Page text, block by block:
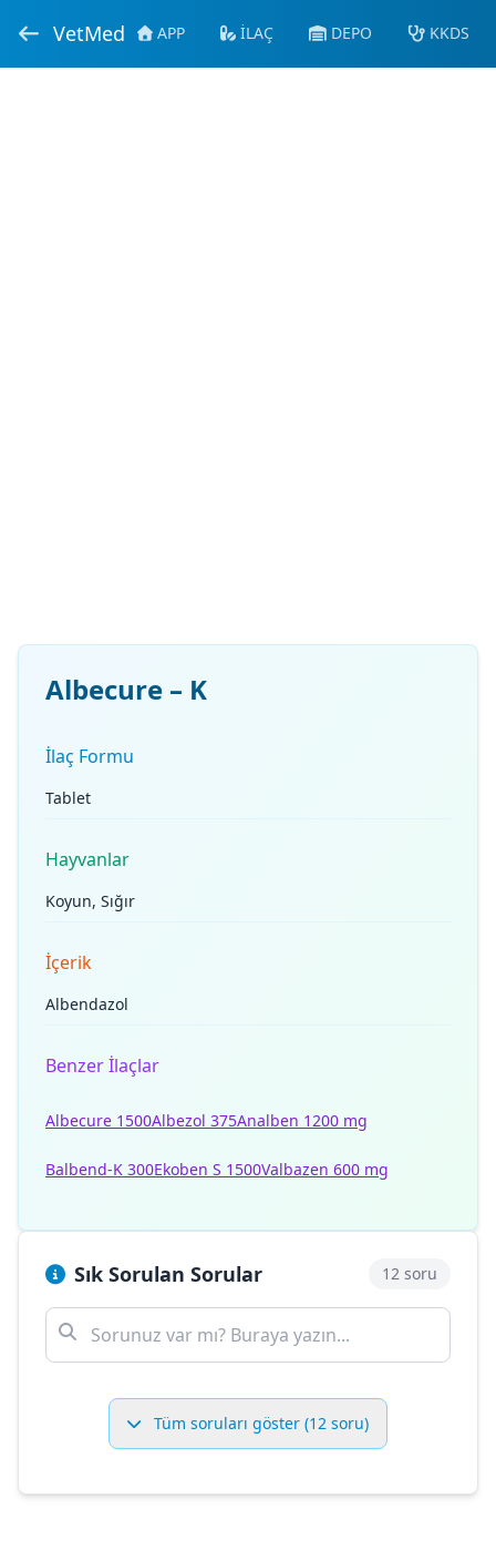
VetMed APP İLAÇ DEPO KKDS
Albecure – K
İlaç Formu
Tablet
Hayvanlar
Koyun, Sığır
İçerik
Albendazol
Benzer İlaçlar
Albecure 1500Albezol 375Analben 1200 mg
Balbend-K 300Ekoben S 1500Valbazen 600 mg
Sık Sorulan Sorular 12 soru
Tüm soruları göster (12 soru)